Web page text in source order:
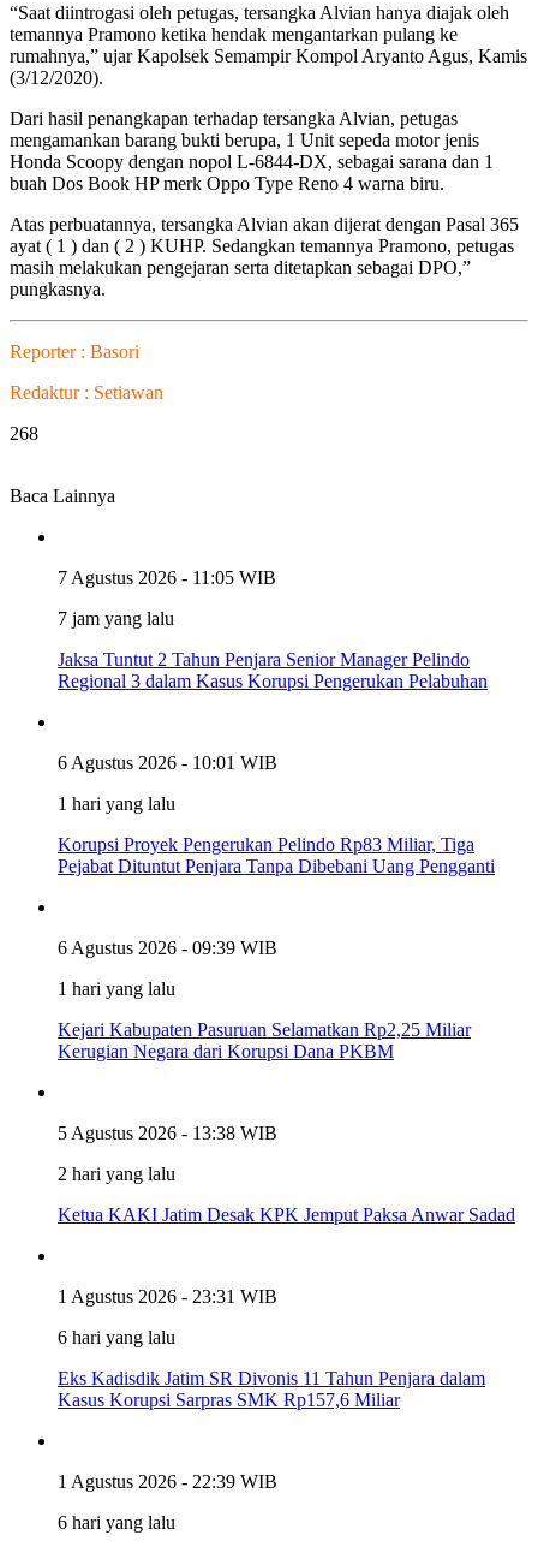
“Saat diintrogasi oleh petugas, tersangka Alvian hanya diajak oleh
temannya Pramono ketika hendak mengantarkan pulang ke
rumahnya,” ujar Kapolsek Semampir Kompol Aryanto Agus, Kamis
(3/12/2020).
Dari hasil penangkapan terhadap tersangka Alvian, petugas
mengamankan barang bukti berupa, 1 Unit sepeda motor jenis
Honda Scoopy dengan nopol L-6844-DX, sebagai sarana dan 1
buah Dos Book HP merk Oppo Type Reno 4 warna biru.
Atas perbuatannya, tersangka Alvian akan dijerat dengan Pasal 365
ayat ( 1 ) dan ( 2 ) KUHP. Sedangkan temannya Pramono, petugas
masih melakukan pengejaran serta ditetapkan sebagai DPO,”
pungkasnya.
Reporter : Basori
Redaktur : Setiawan
268
Baca Lainnya
7 Agustus 2026 - 11:05 WIB
7 jam yang lalu
Jaksa Tuntut 2 Tahun Penjara Senior Manager Pelindo
Regional 3 dalam Kasus Korupsi Pengerukan Pelabuhan
6 Agustus 2026 - 10:01 WIB
1 hari yang lalu
Korupsi Proyek Pengerukan Pelindo Rp83 Miliar, Tiga
Pejabat Dituntut Penjara Tanpa Dibebani Uang Pengganti
6 Agustus 2026 - 09:39 WIB
1 hari yang lalu
Kejari Kabupaten Pasuruan Selamatkan Rp2,25 Miliar
Kerugian Negara dari Korupsi Dana PKBM
5 Agustus 2026 - 13:38 WIB
2 hari yang lalu
Ketua KAKI Jatim Desak KPK Jemput Paksa Anwar Sadad
1 Agustus 2026 - 23:31 WIB
6 hari yang lalu
Eks Kadisdik Jatim SR Divonis 11 Tahun Penjara dalam
Kasus Korupsi Sarpras SMK Rp157,6 Miliar
1 Agustus 2026 - 22:39 WIB
6 hari yang lalu